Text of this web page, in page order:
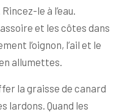
le à l’eau.
et les côtes dans
l’oignon, l’ail et le
allumettes.
la graisse de canard
lardons. Quand les